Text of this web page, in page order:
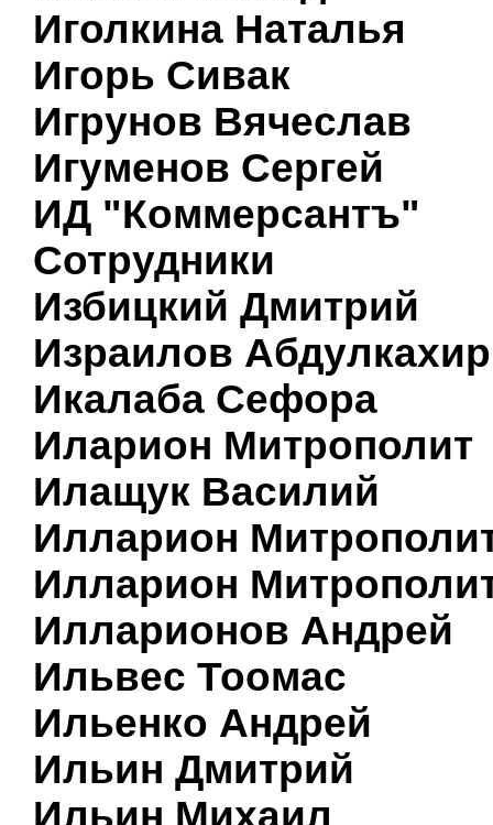
Иголкина Наталья
Игорь Сивак
Игрунов Вячеслав
Игуменов Сергей
ИД "Коммерсантъ"
Сотрудники
Избицкий Дмитрий
Израилов Абдулкахир
Икалаба Сефора
Иларион Митрополит
Илащук Василий
Илларион
Илларион
Илларионов Андрей
Ильвес Тоомас
Ильенко Андрей
Ильин Дмитрий
Ильин Михаил